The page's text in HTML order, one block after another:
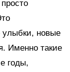
улыбки, новые
Именно такие
годы,